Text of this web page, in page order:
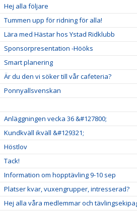
Hej alla följare
Tummen upp för ridning för alla!
Lära med Hästar hos Ystad Ridklubb
Sponsorpresentation -Hööks
Smart planering
Är du den vi söker till vår cafeteria?
Ponnyallsvenskan
Anläggningen vecka 36 &#127800;
Kundkväll ikväll &#129321;
Höstlov
Tack!
Information om hopptävling 9-10 sep
Platser kvar, vuxengrupper, intresserad?
Hej alla våra medlemmar och